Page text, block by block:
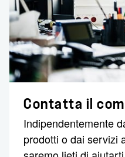
Contatta il
Indipendentemente
prodotti o dai servizi